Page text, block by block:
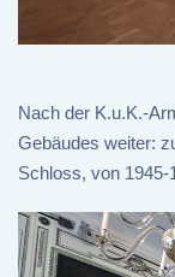
Nach der K.u.K.-
Gebäudes weiter:
Schloss, von 1945-